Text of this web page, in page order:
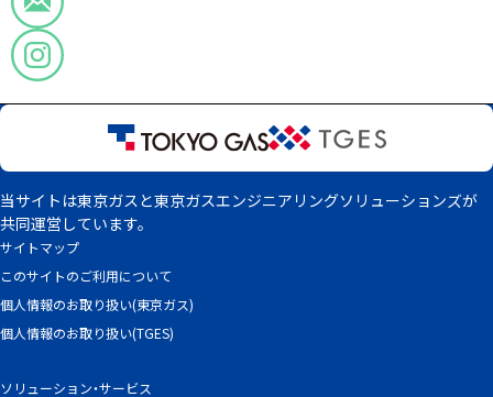
サイトマップ
このサイトのご利用について
個人情報のお取り扱い(東京ガス)
個人情報のお取り扱い(TGES)
ソリューション・サービス
当サイトは東京ガスと東京ガスエンジニアリングソリューションズが
共同運営しています。